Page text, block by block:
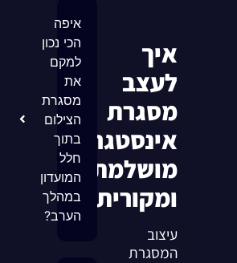
איך
לעצב
מסגרת
אינסטגרם
מושלמת
ומקורית?
עיצוב
המסגרת
איפה
הכי נכון
למקם
את
מסגרת
הצילום
בתוך
חלל
המועדון
במהלך
הערב?